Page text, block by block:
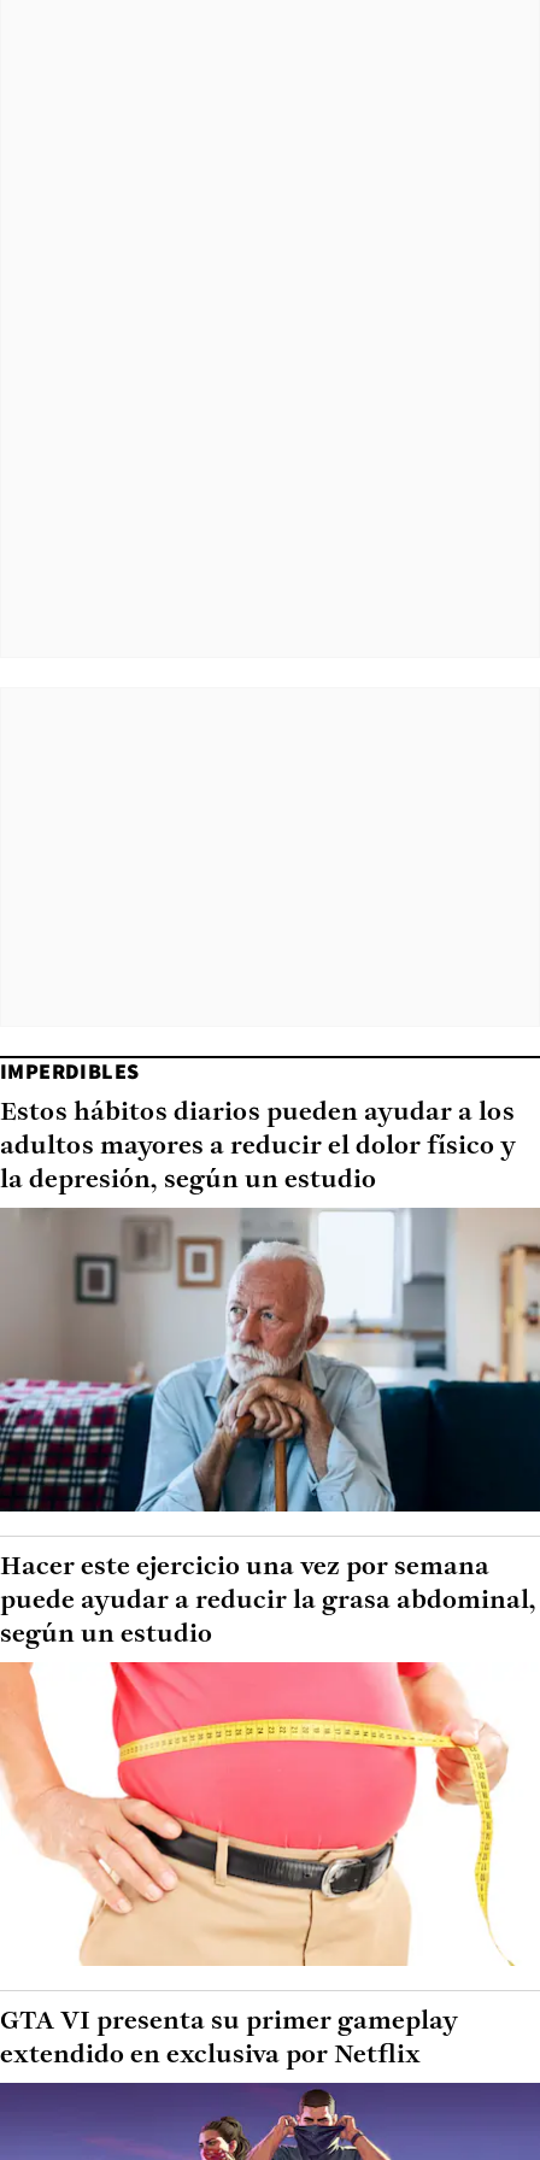
IMPERDIBLES
Estos hábitos diarios pueden ayudar a los
adultos mayores a reducir el dolor físico y
la depresión, según un estudio
Hacer este ejercicio una vez por semana
puede ayudar a reducir la grasa abdominal,
según un estudio
GTA VI presenta su primer gameplay
extendido en exclusiva por Netflix